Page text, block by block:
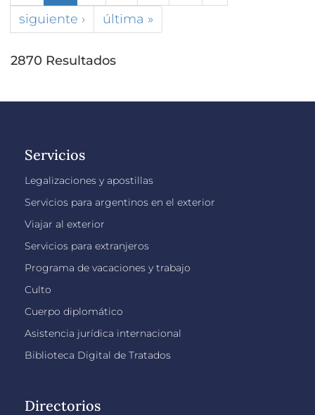
siguiente ›
última »
2870 Resultados
Servicios
Legalizaciones y apostillas
Servicios para argentinos en el exterior
Viajar al exterior
Servicios para extranjeros
Programa de vacaciones y trabajo
Culto
Cuerpo diplomático
Asistencia jurídica internacional
Biblioteca Digital de Tratados
Directorios